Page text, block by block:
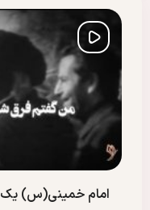
امام خمینی(س)